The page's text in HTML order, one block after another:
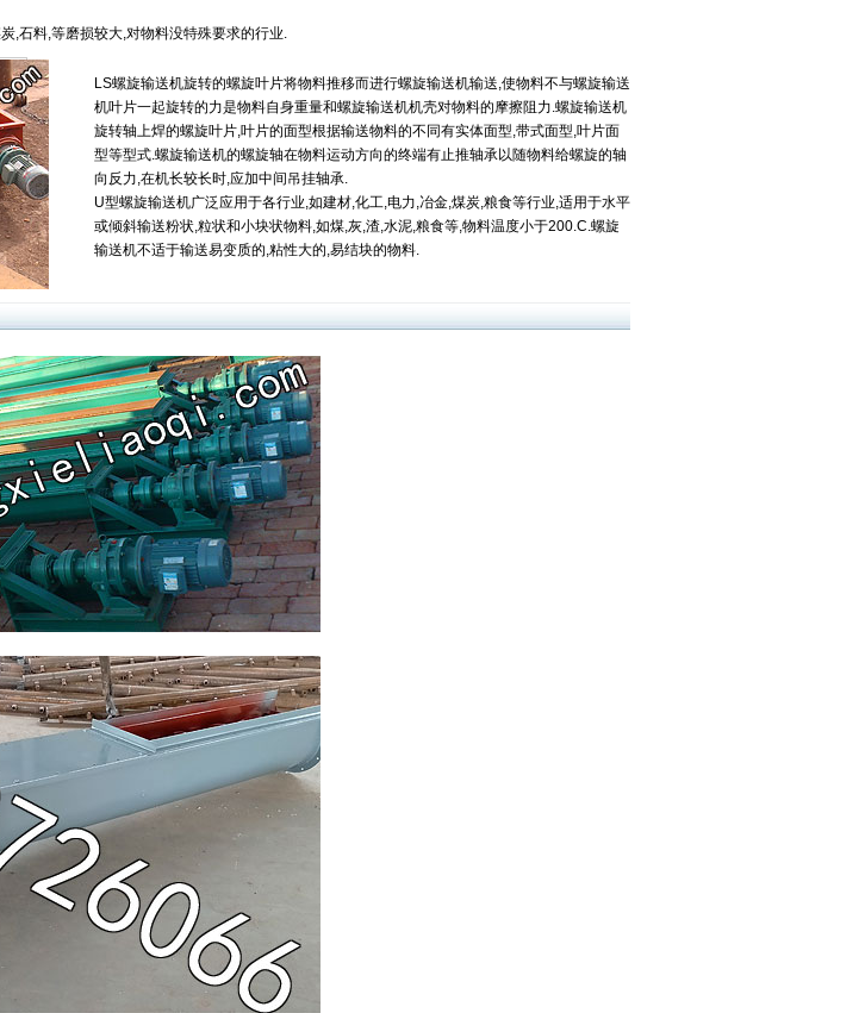
,石料,等磨损较大,对物料没特殊要求的行业.
LS螺旋输送机旋转的螺旋叶片将物料推移而进行螺旋输送机输送,使物料不与螺旋输送
机叶片一起旋转的力是物料自身重量和螺旋输送机机壳对物料的摩擦阻力.螺旋输送机
旋转轴上焊的螺旋叶片,叶片的面型根据输送物料的不同有实体面型,带式面型,叶片面
型等型式.螺旋输送机的螺旋轴在物料运动方向的终端有止推轴承以随物料给螺旋的轴
向反力,在机长较长时,应加中间吊挂轴承.
U型螺旋输送机广泛应用于各行业,如建材,化工,电力,冶金,煤炭,粮食等行业,适用于水平
或倾斜输送粉状,粒状和小块状物料,如煤,灰,渣,水泥,粮食等,物料温度小于200.C.螺旋
输送机不适于输送易变质的,粘性大的,易结块的物料.